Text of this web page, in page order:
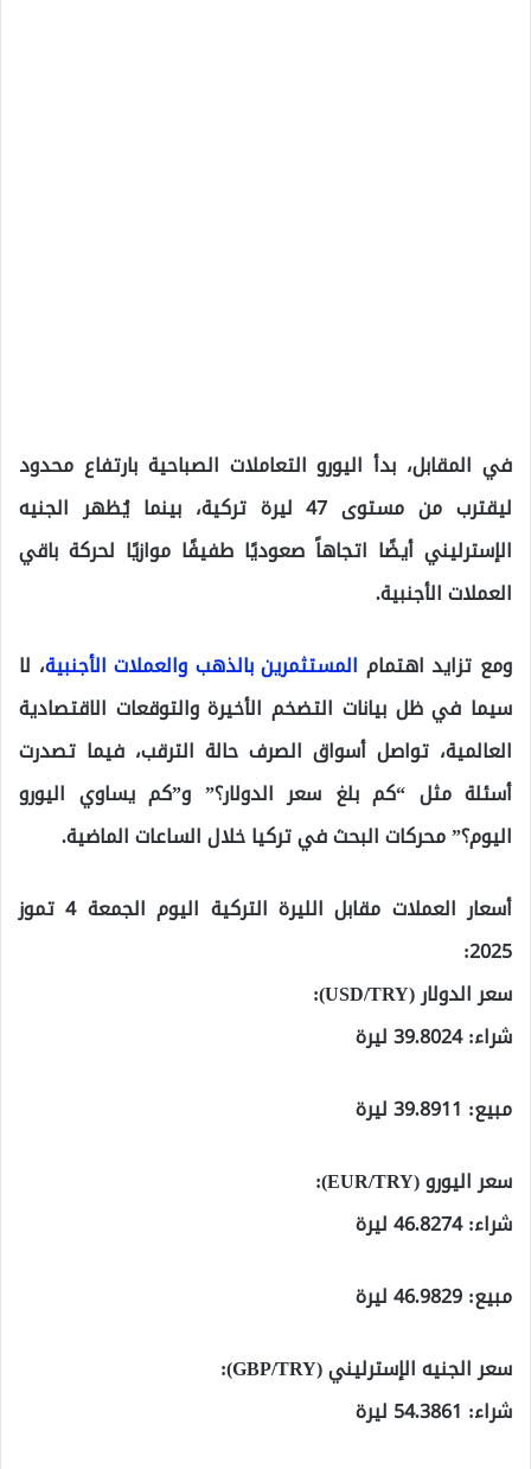
في المقابل، بدأ اليورو التعاملات الصباحية بارتفاع محدود
ليقترب من مستوى 47 ليرة تركية، بينما يُظهر الجنيه
الإسترليني أيضًا اتجاهاً صعوديًا طفيفًا موازيًا لحركة باقي
العملات الأجنبية.
ومع تزايد اهتمام المستثمرين بالذهب والعملات الأجنبية، لا
سيما في ظل بيانات التضخم الأخيرة والتوقعات الاقتصادية
العالمية، تواصل أسواق الصرف حالة الترقب، فيما تصدرت
أسئلة مثل “كم بلغ سعر الدولار؟” و”كم يساوي اليورو
اليوم؟” محركات البحث في تركيا خلال الساعات الماضية.
أسعار العملات مقابل الليرة التركية اليوم الجمعة 4 تموز
2025:
سعر الدولار (USD/TRY):
شراء: 39.8024 ليرة
مبيع: 39.8911 ليرة
سعر اليورو (EUR/TRY):
شراء: 46.8274 ليرة
مبيع: 46.9829 ليرة
سعر الجنيه الإسترليني (GBP/TRY):
شراء: 54.3861 ليرة